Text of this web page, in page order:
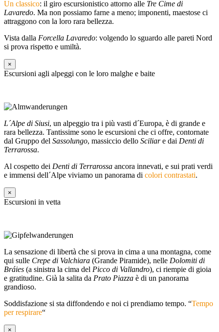
Un classico: il giro escursionistico attorno alle Tre Cime di
Lavaredo. Ma non possiamo farne a meno; imponenti, maestose ci
attraggono con la loro rara bellezza.
Vista dalla Forcella Lavaredo: volgendo lo sguardo alle pareti Nord
si prova rispetto e umiltà.
×
Escursioni agli alpeggi con le loro malghe e baite
L´Alpe di Siusi, un alpeggio tra i più vasti d´Europa, è di grande e
rara bellezza. Tantissime sono le escursioni che ci offre, contornate
dal Gruppo del Sassolungo, massiccio dello Sciliare dai Denti di
Terrarossa.
Al cospetto dei Denti di Terrarossa ancora innevati, e sui prati verdi
e immensi dell´Alpe viviamo un panorama di colori contrastati.
×
Escursioni in vetta
La sensazione di libertà che si prova in cima a una montagna, come
qui sulle Crepe di Valchiara (Grande Piramide), nelle Dolomiti di
Bráies (a sinistra la cima del Picco di Vallandro), ci riempie di gioia
e gratitudine. Già la salita da Prato Piazza è di un panorama
grandioso.
Soddisfazione si sta diffondendo e noi ci prendiamo tempo. “Tempo
per respirare“
×